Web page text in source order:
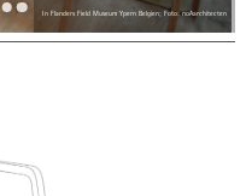
In Flanders Field Museum Ypern Belgien; Foto: noAarchitecten